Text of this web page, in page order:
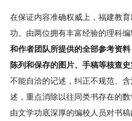
在保证内容准确权威上，福建教
功。由两位拥有丰富经验的理科编
和作者团队所提供的全部参考资
陈列和保存的图片、手稿等核查史
不能自洽的记述，纠正不规范、
述，重点消除以往同类书存在的数
由文学功底深厚的编校人员对书